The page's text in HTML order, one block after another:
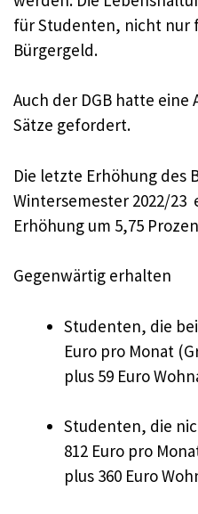
für Studenten, nicht nur
Bürgergeld.
Auch der DGB hatte eine
Sätze gefordert.
Die letzte Erhöhung des
Wintersemester 2022/
Erhöhung um 5,75
Gegenwärtig erhalten
Studenten, die
Euro pro Monat
plus 59 Euro
Studenten, die
812 Euro pro
plus 360 Euro